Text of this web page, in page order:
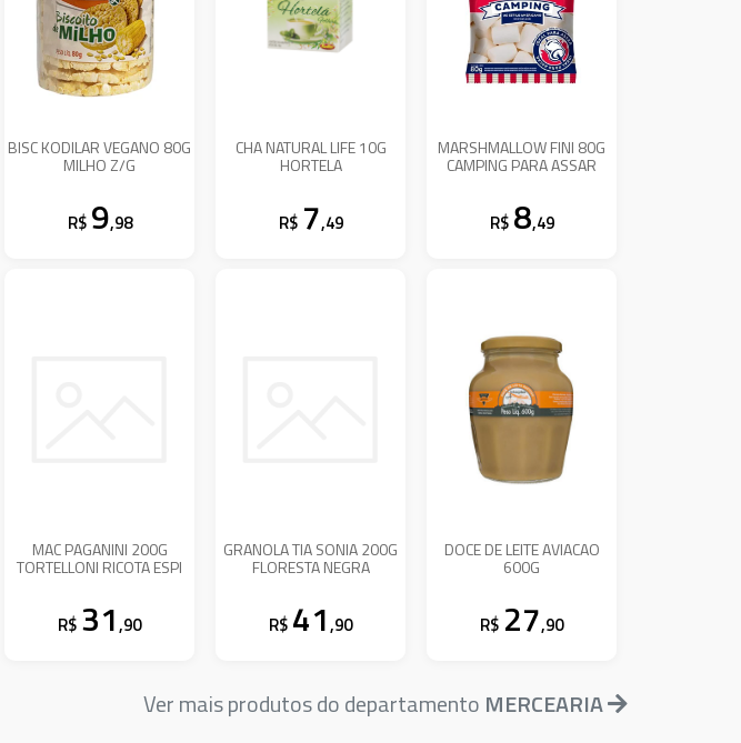
BISC KODILAR VEGANO 80G
MILHO Z/G
R$ 9,98
CHA NATURAL LIFE 10G
HORTELA
R$ 7,49
MARSHMALLOW FINI 80G
CAMPING PARA ASSAR
R$ 8,49
MAC PAGANINI 200G
TORTELLONI RICOTA ESPI
R$ 31,90
GRANOLA TIA SONIA 200G
FLORESTA NEGRA
R$ 41,90
DOCE DE LEITE AVIACAO
600G
R$ 27,90
Ver mais produtos do departamento MERCEARIA